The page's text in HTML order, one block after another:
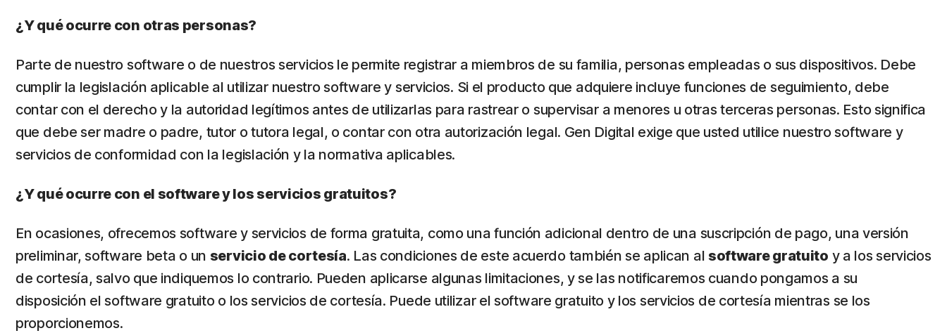
¿Y qué ocurre con otras personas?
Parte de nuestro software o de nuestros servicios le permite registrar a miembros de su familia, personas empleadas o sus dispositivos. Debe
cumplir la legislación aplicable al utilizar nuestro software y servicios. Si el producto que adquiere incluye funciones de seguimiento, debe
contar con el derecho y la autoridad legítimos antes de utilizarlas para rastrear o supervisar a menores u otras terceras personas. Esto significa
que debe ser madre o padre, tutor o tutora legal, o contar con otra autorización legal. Gen Digital exige que usted utilice nuestro software y
servicios de conformidad con la legislación y la normativa aplicables.
¿Y qué ocurre con el software y los servicios gratuitos?
En ocasiones, ofrecemos software y servicios de forma gratuita, como una función adicional dentro de una suscripción de pago, una versión
preliminar, software beta o un servicio de cortesía. Las condiciones de este acuerdo también se aplican al software gratuito y a los servicios
de cortesía, salvo que indiquemos lo contrario. Pueden aplicarse algunas limitaciones, y se las notificaremos cuando pongamos a su
disposición el software gratuito o los servicios de cortesía. Puede utilizar el software gratuito y los servicios de cortesía mientras se los
proporcionemos.